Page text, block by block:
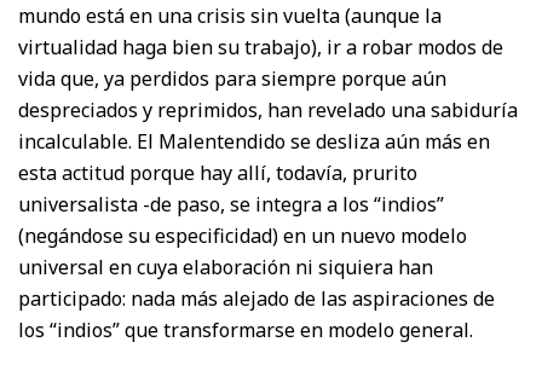
mundo está en una crisis sin vuelta (aunque la
virtualidad haga bien su trabajo), ir a robar modos de
vida que, ya perdidos para siempre porque aún
despreciados y reprimidos, han revelado una sabiduría
incalculable. El Malentendido se desliza aún más en
esta actitud porque hay allí, todavía, prurito
universalista -de paso, se integra a los “indios”
(negándose su especificidad) en un nuevo modelo
universal en cuya elaboración ni siquiera han
participado: nada más alejado de las aspiraciones de
los “indios” que transformarse en modelo general.